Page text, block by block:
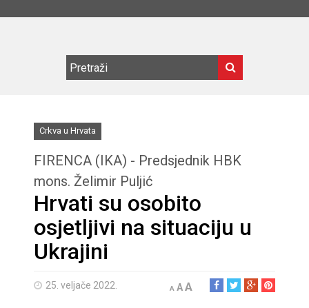
Crkva u Hrvata
FIRENCA (IKA) - Predsjednik HBK
mons. Želimir Puljić
Hrvati su osobito
osjetljivi na situaciju u
Ukrajini
25. veljače 2022. A AA